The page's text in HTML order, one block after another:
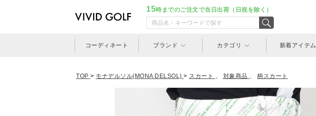
15時までのご注文で当日出荷（日祝を除く）
コーディネート ブランド カテゴリ 新着アイテム
TOP > モナデルソル(MONA DELSOL) > スカート 、 対象商品 、 柄スカート